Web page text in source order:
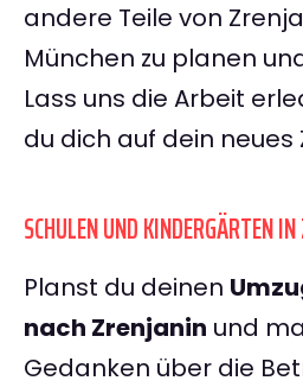
andere Teile von
München zu planen
Lass uns die Arbeit
du dich auf dein neues
SCHULEN UND KINDERGÄRTEN
Planst du deinen
nach Zrenjanin und
Gedanken über die